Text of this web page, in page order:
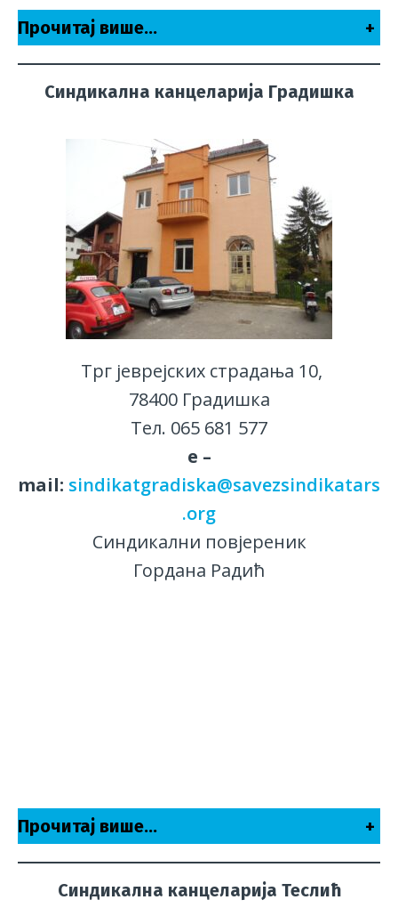
Прочитај више… +
Синдикална канцеларија Градишка
Трг јеврејских страдања 10,
78400 Градишка
Тел. 065 681 577
е –
mail: sindikatgradiska@savezsindikatars
.org
Синдикални повјереник
Гордана Радић
Прочитај више… +
Синдикална канцеларија Теслић